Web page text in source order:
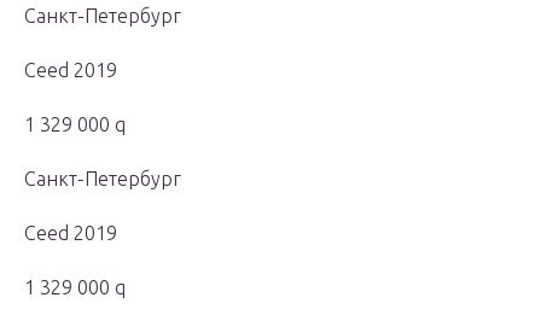
Санкт-Петербург
Ceed 2019
1 329 000 q
Санкт-Петербург
Ceed 2019
1 329 000 q